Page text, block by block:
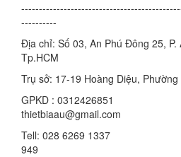
----------
Địa chỉ: Số 03, An Phú Đông 25,
Tp.HCM
Trụ sở: 17-19 Hoàng Diệu,
GPKD : 0312426851
thietbiaau@gmail.com
Tell: 028 6269 1337
949